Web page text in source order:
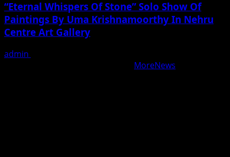
“Eternal Whispers Of Stone” Solo Show Of
Paintings By Uma Krishnamoorthy In Nehru
Centre Art Gallery
admin
MoreNews